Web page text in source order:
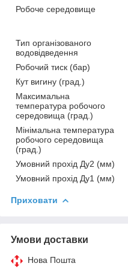
Робоче середовище
Тип організованого
водовідведення
Робочий тиск (бар)
Кут вигину (град.)
Максимальна
температура робочого
середовища (град.)
Мінімальна температура
робочого середовища
(град.)
Умовний прохід Ду2 (мм)
Умовний прохід Ду1 (мм)
Приховати
Умови доставки
Нова Пошта